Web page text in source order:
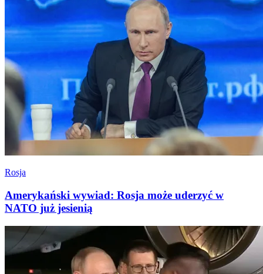
Rosja
Amerykański wywiad: Rosja może uderzyć w
NATO już jesienią